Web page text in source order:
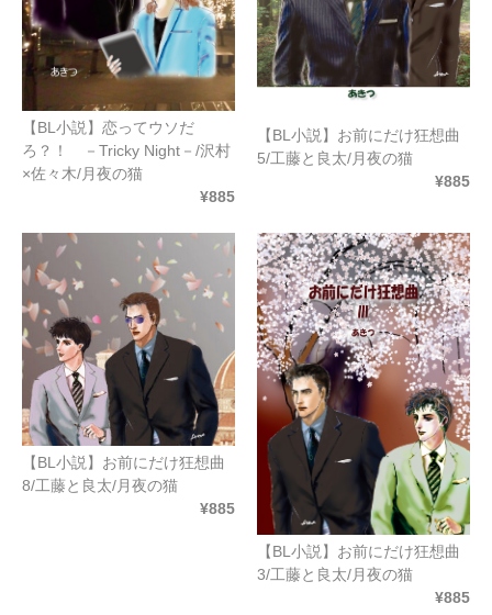
【BL小説】恋ってウソだ
ろ？！ －Tricky Night－/沢村
×佐々木/月夜の猫
¥885
【BL小説】お前にだけ狂想曲
5/工藤と良太/月夜の猫
¥885
【BL小説】お前にだけ狂想曲
8/工藤と良太/月夜の猫
¥885
【BL小説】お前にだけ狂想曲
3/工藤と良太/月夜の猫
¥885